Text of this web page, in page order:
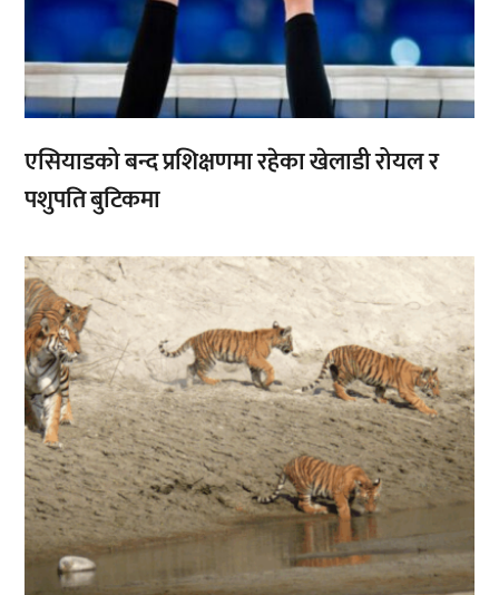
एसियाडको बन्द प्रशिक्षणमा रहेका खेलाडी रोयल र
पशुपति बुटिकमा